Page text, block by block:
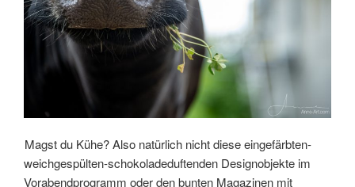
Magst du Kühe? Also natürlich nicht diese eingefärbten-
weichgespülten-schokoladeduftenden Designobjekte im
Vorabendprogramm oder den bunten Magazinen mit